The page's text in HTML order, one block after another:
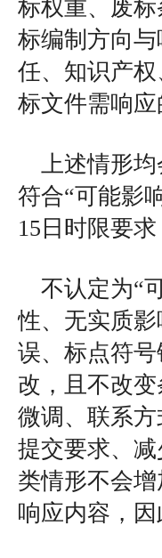
标权重、废
标编制方向
任、知识产
标文件需响应
上述情形
符合“可能影
15日时限要求
不认定为“
性、无实质
误、标点符
改，且不改
微调、联系
提交要求、
类情形不会
响应内容，因